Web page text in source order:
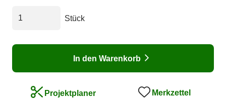
Stück
In den Warenkorb
Projektplaner Merkzettel